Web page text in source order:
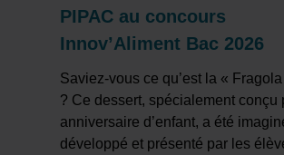
PIPAC au concours
Innov’Aliment Bac 2026
Saviez-vous ce qu’est la «
? Ce dessert, spécialement conçu
anniversaire d’enfant, a été
développé et présenté par les